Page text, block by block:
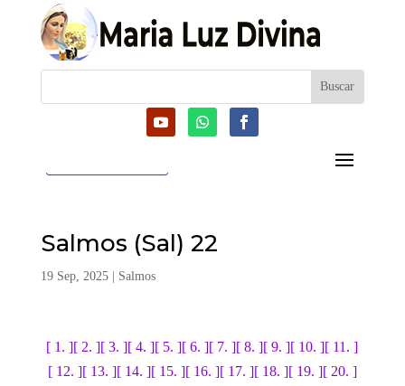
Salmos (Sal) 22
19 Sep, 2025| Salmos
[ 1. ][ 2. ][ 3. ][ 4. ][ 5. ][ 6. ][ 7. ][ 8. ][ 9. ][ 10. ][ 11. ]
[ 12. ][ 13. ][ 14. ][ 15. ][ 16. ][ 17. ][ 18. ][ 19. ][ 20. ]